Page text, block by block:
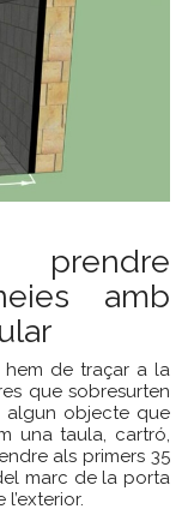
amb
de traçar a la
que sobresurten
algun objecte que
una taula, cartró,
als primers 35
marc de la porta